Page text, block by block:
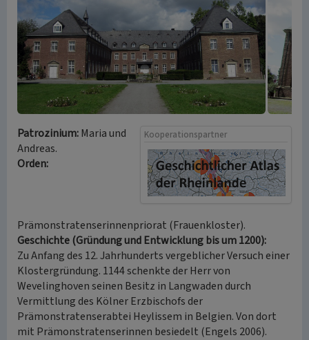
Kooperationspartner
Patrozinium:Maria und
Andreas.
Orden:
Prämonstratenserinnenpriorat (Frauenkloster).
Geschichte (Gründung und Entwicklung bis um 1200):
Zu Anfang des 12. Jahrhunderts vergeblicher Versuch einer
Klostergründung. 1144 schenkte der Herr von
Wevelinghoven seinen Besitz in Langwaden durch
Vermittlung des Kölner Erzbischofs der
Prämonstratenserabtei Heylissem in Belgien. Von dort
mit Prämonstratenserinnen besiedelt (Engels 2006).